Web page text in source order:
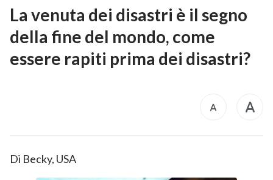
La venuta dei disastri è il segno
della fine del mondo, come
essere rapiti prima dei disastri?
Di Becky, USA